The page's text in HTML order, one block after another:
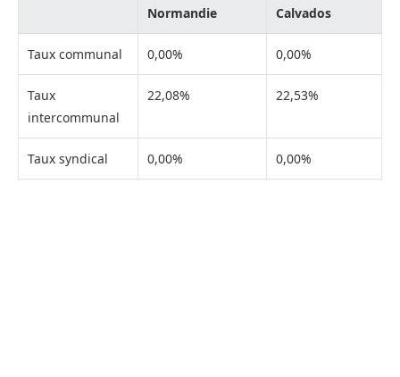
Normandie
Calvados
Taux communal 0,00% 0,00%
Taux
intercommunal
22,08% 22,53%
Taux syndical 0,00% 0,00%